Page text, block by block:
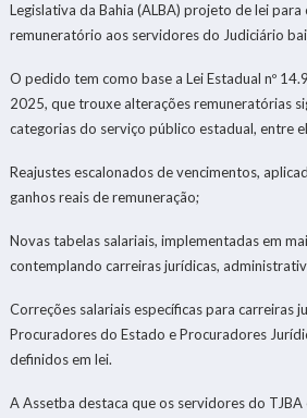
Legislativa da Bahia (ALBA) projeto de lei para
remuneratório aos servidores do Judiciário
O pedido tem como base a Lei Estadual nº
2025, que trouxe alterações remuneratórias
categorias do serviço público estadual, entre
Reajustes escalonados de vencimentos,
ganhos reais de remuneração;
Novas tabelas salariais, implementadas em
contemplando carreiras jurídicas,
Correções salariais específicas para carreiras
Procuradores do Estado e Procuradores
definidos em lei.
A Assetba destaca que os servidores do